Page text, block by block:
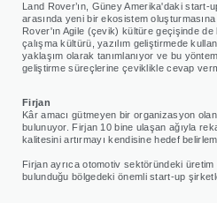
Land Rover’ın, Güney Amerika'daki
arasında yeni bir ekosistem
Rover'ın Agile (çevik) kültüre geçişinde
çalışma kültürü, yazılım geliştirmede
yaklaşım olarak tanımlanıyor ve bu
geliştirme süreçlerine çeviklikle cevap
Firjan
Kâr amacı gütmeyen bir organizasyon
bulunuyor. Firjan 10 bine ulaşan ağıyla
kalitesini artırmayı kendisine hedef
Firjan ayrıca otomotiv sektöründeki
bulunduğu bölgedeki önemli start-up